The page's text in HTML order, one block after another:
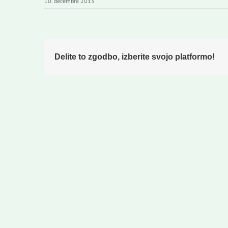
Delite to zgodbo, izberite svojo platformo!